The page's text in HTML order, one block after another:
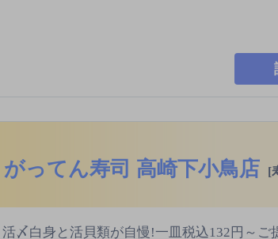
がってん寿司 高崎下小鳥店 [
活〆白身と活貝類が自慢!一皿税込132円～